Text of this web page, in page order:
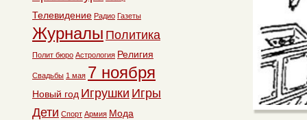
Телевидение Радио Газеты
Журналы Политика
Полит бюро Астрология Религия
Свадьбы 1 мая 7 ноября
Новый год Игрушки Игры
Дети Спорт Армия Мода